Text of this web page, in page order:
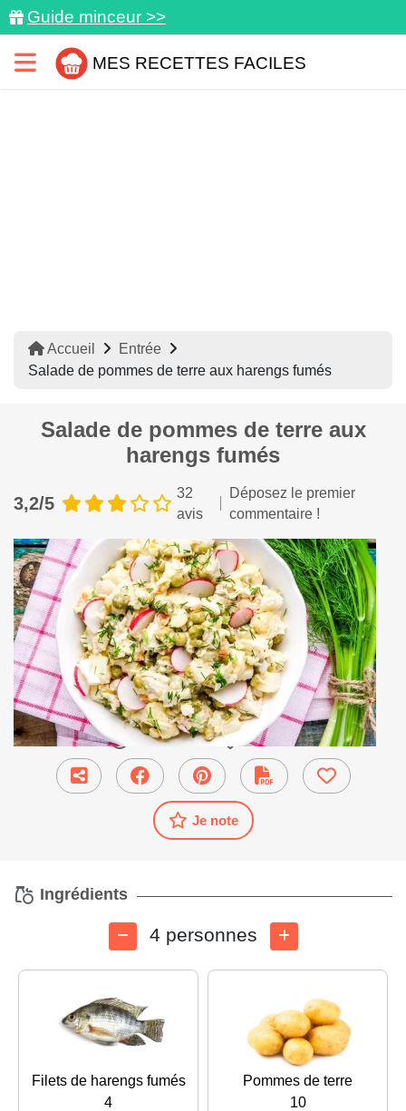
Guide minceur >>
MES RECETTES FACILES
Accueil
Entrée
Salade de pommes de terre aux harengs fumés
Salade de pommes de terre aux
harengs fumés
3,2/5
32
avis
Déposez le premier
commentaire !
35 min ● Entrée
Je note
Ingrédients
4 personnes
Filets de harengs fumés
4
Pommes de terre
10